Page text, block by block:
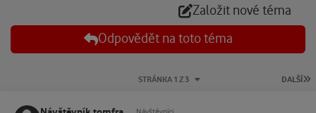
Založit nové téma
Odpovědět na toto téma
DALŠÍ
STRÁNKA 1 Z 3